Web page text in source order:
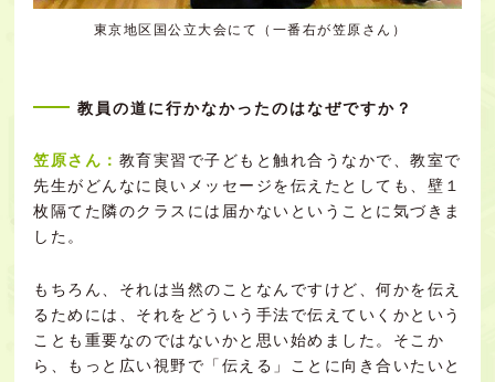
東京地区国公立大会にて（一番右が笠原さん）
教員の道に行かなかったのはなぜですか？
笠原さん： 教育実習で子どもと触れ合うなかで、教室で
先生がどんなに良いメッセージを伝えたとしても、壁１
枚隔てた隣のクラスには届かないということに気づきま
した。
もちろん、それは当然のことなんですけど、何かを伝え
るためには、それをどういう手法で伝えていくかという
ことも重要なのではないかと思い始めました。そこか
ら、もっと広い視野で「伝える」ことに向き合いたいと